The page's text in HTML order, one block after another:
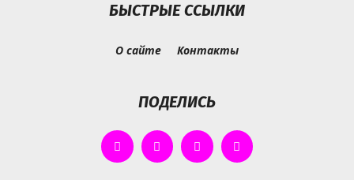
БЫСТРЫЕ ССЫЛКИ
О сайте Контакты
ПОДЕЛИСЬ